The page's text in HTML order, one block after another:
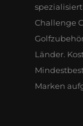
Challenge
Länder.
Marken